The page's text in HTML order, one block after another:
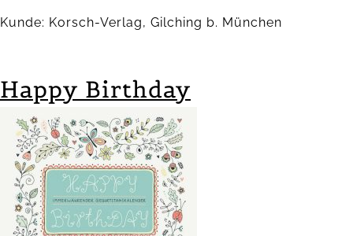
Kunde: Korsch-Verlag, Gilching b. München
Happy Birthday